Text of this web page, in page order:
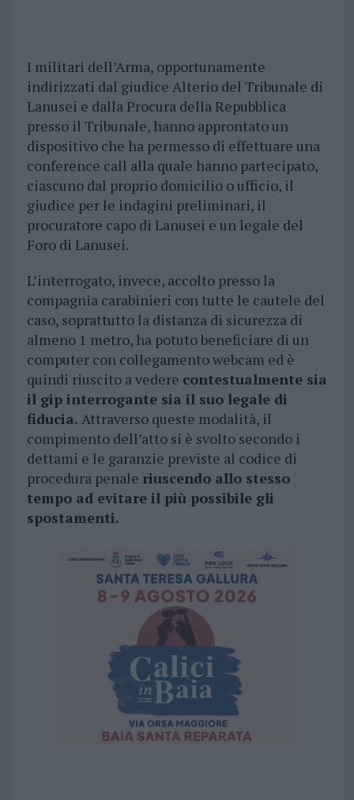
I militari dell’Arma, opportunamente
indirizzati dal giudice Alterio del Tribunale di
Lanusei e dalla Procura della Repubblica
presso il Tribunale, hanno approntato un
dispositivo che ha permesso di effettuare una
conference call alla quale hanno partecipato,
ciascuno dal proprio domicilio o ufficio, il
giudice per le indagini preliminari, il
procuratore capo di Lanusei e un legale del
Foro di Lanusei.
L’interrogato, invece, accolto presso la
compagnia carabinieri con tutte le cautele del
caso, soprattutto la distanza di sicurezza di
almeno 1 metro, ha potuto beneficiare di un
computer con collegamento webcam ed è
quindi riuscito a vedere contestualmente sia
il gip interrogante sia il suo legale di
fiducia. Attraverso queste modalità, il
compimento dell’atto si è svolto secondo i
dettami e le garanzie previste al codice di
procedura penale riuscendo allo stesso
tempo ad evitare il più possibile gli
spostamenti.